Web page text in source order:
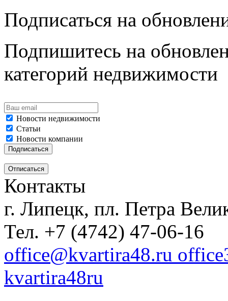
Подписаться на
Подпишитесь на
категорий недвижимости
Новости недвижимости
Статьи
Новости компании
Контакты
г. Липецк, пл. Петра
Тел. +7 (4742) 47-06-16
office@kvartira48.ru
kvartira48ru